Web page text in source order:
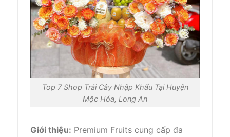
Top 7 Shop Trái Cây Nhập Khẩu Tại Huyện
Mộc Hóa, Long An
Giới thiệu: Premium Fruits cung cấp đa